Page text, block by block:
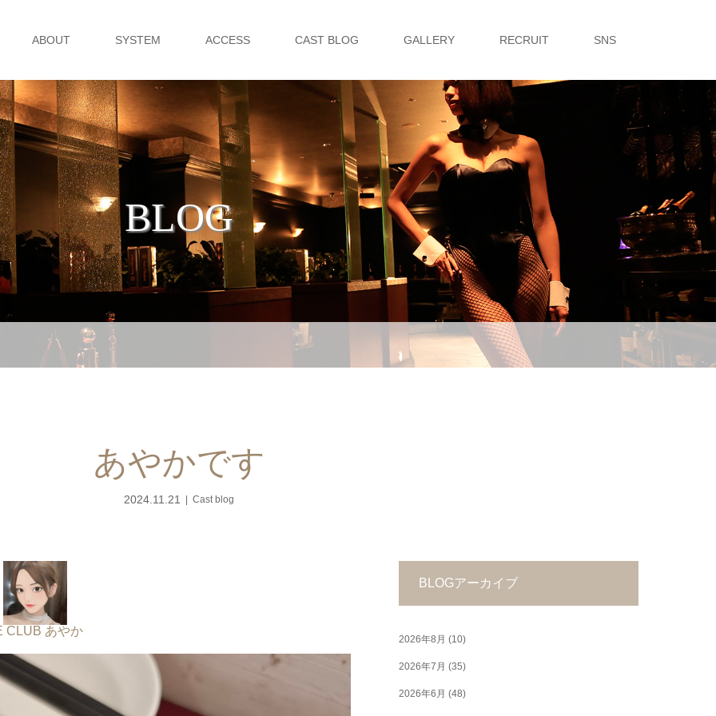
ABOUT SYSTEM ACCESS CAST BLOG GALLERY RECRUIT SNS
BLOG
あやかです
2024.11.21 Cast blog
CLUB あやか
BLOGアーカイブ
2026年8月 (10)
2026年7月 (35)
2026年6月 (48)